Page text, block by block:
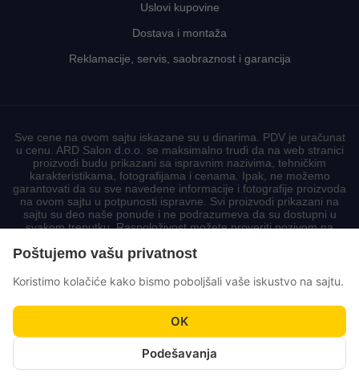
Uslovi kupovine
Dostava i montaža
Reklamacije, servis, saobraznost i garancija
Sve cene na ovom sajtu iskazane su u dinarima. PDV je uračunat
u cenu. ARD Salon d.o.o. se maksimalno trudi da na web stranici
proizvodi budu prikazani sa ispravnim nazivima, tehničkim
karakteristikama, fotografijama i cenama. Ipak, ne možemo
garantovati da su sve navedene informacije i fotografije proizvoda
na ovom sajtu u potpunosti ispravne. Svi proizvodi prikazani na
sajtu su deo naše ponude i ne podrazumeva da su dostupni u
svakom trenutku. Raspoloživost možete proveriti pozivom na
© ARD Salon – Sva prava zadržana
Poštujemo vašu privatnost
Koristimo kolačiće kako bismo poboljšali vaše iskustvo na sajtu.
OK
Podešavanja